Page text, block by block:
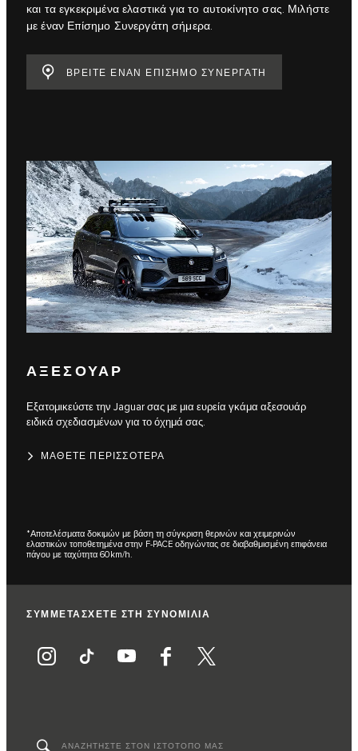
και τα εγκεκριμένα ελαστικά για το αυτοκίνητο σας. Μιλήστε
με έναν Επίσημο Συνεργάτη σήμερα.
ΒΡΕΙΤΕ ΕΝΑΝ ΕΠΙΣΗΜΟ ΣΥΝΕΡΓΑΤΗ
ΑΞΕΣΟΥΑΡ
Εξατομικεύστε την Jaguar σας με μια ευρεία γκάμα αξεσουάρ
ειδικά σχεδιασμένων για το όχημά σας.
ΜΑΘΕΤΕ ΠΕΡΙΣΣΟΤΕΡΑ
*Αποτελέσματα δοκιμών με βάση τη σύγκριση θερινών και χειμερινών
ελαστικών τοποθετημένα στην F-PACE οδηγώντας σε διαβαθμισμένη επιφάνεια
πάγου με ταχύτητα 60km/h.
ΣΥΜΜΕΤΑΣΧΕΤΕ ΣΤΗ ΣΥΝΟΜΙΛΙΑ